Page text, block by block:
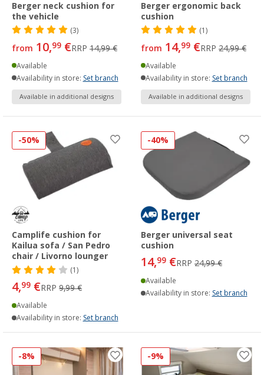
Berger neck cushion for
the vehicle
(3)
from 10,99 €RRP 14,99 €
Available
Availability in store: Set branch
Available in additional designs
Berger ergonomic back
cushion
(1)
from 14,99 €RRP 24,99 €
Available
Availability in store: Set branch
Available in additional designs
-50%
Camplife cushion for
Kailua sofa / San Pedro
chair / Livorno lounger
(1)
4,99 €RRP 9,99 €
Available
Availability in store: Set branch
-40%
Berger universal seat
cushion
14,99 €RRP 24,99 €
Available
Availability in store: Set branch
-8% -9%